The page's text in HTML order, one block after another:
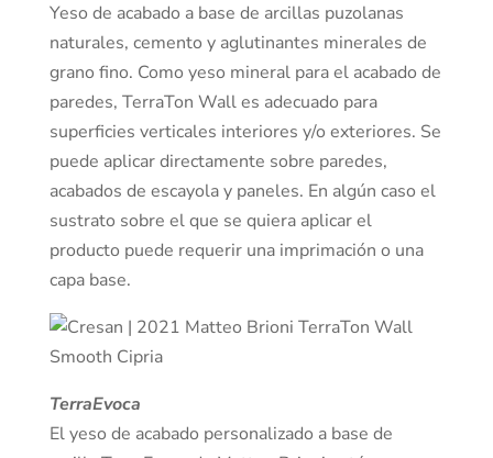
Yeso de acabado a base de arcillas puzolanas
naturales, cemento y aglutinantes minerales de
grano fino. Como yeso mineral para el acabado de
paredes, TerraTon Wall es adecuado para
superficies verticales interiores y/o exteriores. Se
puede aplicar directamente sobre paredes,
acabados de escayola y paneles. En algún caso el
sustrato sobre el que se quiera aplicar el
producto puede requerir una imprimación o una
capa base.
TerraEvoca
El yeso de acabado personalizado a base de